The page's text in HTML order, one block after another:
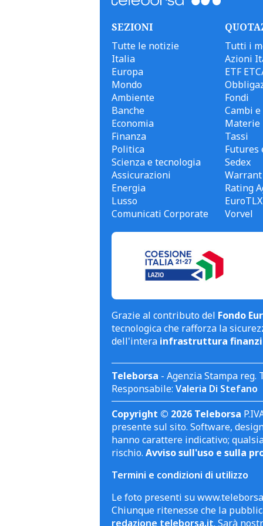
SEZIONI
Tutte le notizie
Italia
Europa
Mondo
Ambiente
Banche
Economia
Finanza
Politica
Scienza e tecnologia
Assicurazioni
Energia
Lusso
Comunicati Corporate
Tutti i
Azioni
ETF
Fondi
Cambi
Materie
Tassi
Futures
Sedex
Warrant
Rating
EuroTLX
Vorvel
Grazie al contributo del Fondo
tecnologica che rafforza la
dell'intera infrastruttura
Teleborsa - Agenzia Stampa
Responsabile: Valeria Di Stefano
Copyright © 2026 Teleborsa
presente sul sito. Software,
hanno carattere indicativo;
rischio. Avviso sull'uso e sulla
Termini e condizioni di utilizzo
Le foto presenti su
Chiunque ritenesse che la
redazione teleborsa.it. Sarà